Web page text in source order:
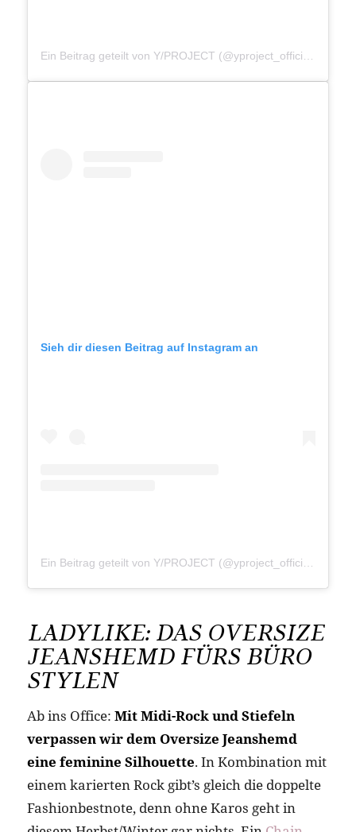
Ein Beitrag geteilt von Y/PROJECT (@yproject_official)
Sieh dir diesen Beitrag auf Instagram an
LADYLIKE: DAS OVERSIZE
JEANSHEMD FÜRS BÜRO
STYLEN
Ab ins Office: Mit Midi-Rock und Stiefeln
verpassen wir dem Oversize Jeanshemd
eine feminine Silhouette. In Kombination mit
einem karierten Rock gibt’s gleich die doppelte
Fashionbestnote, denn ohne Karos geht in